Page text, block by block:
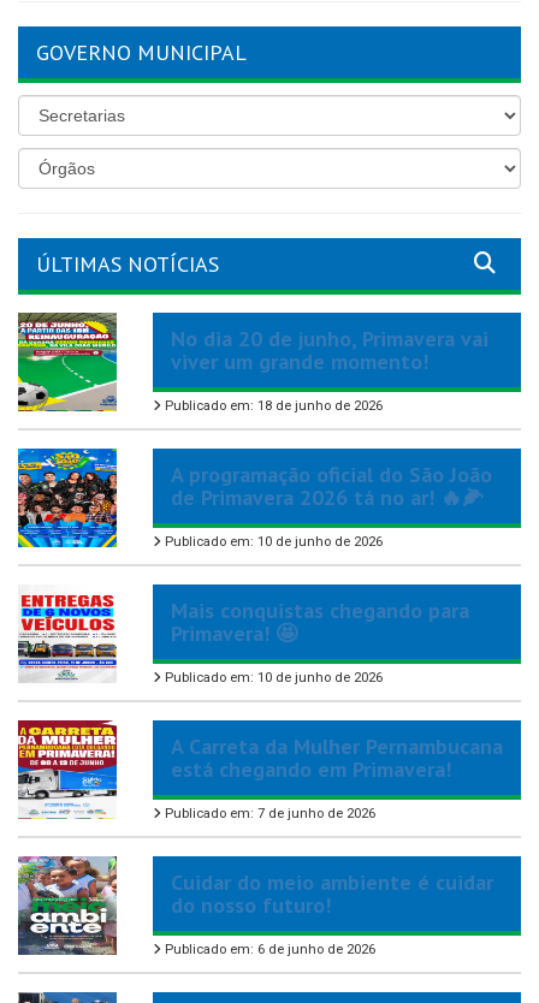
GOVERNO MUNICIPAL
ÚLTIMAS NOTÍCIAS
No dia 20 de junho, Primavera vai
viver um grande momento!
Publicado em: 18 de junho de 2026
A programação oficial do São João
de Primavera 2026 tá no ar! 🔥🌽
Publicado em: 10 de junho de 2026
Mais conquistas chegando para
Primavera! 🤩
Publicado em: 10 de junho de 2026
A Carreta da Mulher Pernambucana
está chegando em Primavera!
Publicado em: 7 de junho de 2026
Cuidar do meio ambiente é cuidar
do nosso futuro!
Publicado em: 6 de junho de 2026